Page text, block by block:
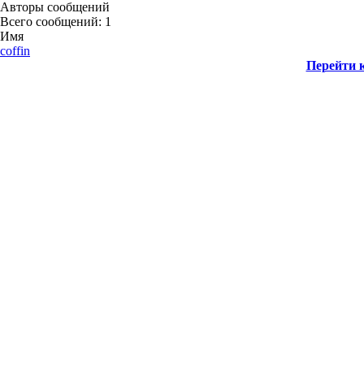
Авторы сообщений
Всего сообщений: 1
Имя
coffin
Перейти